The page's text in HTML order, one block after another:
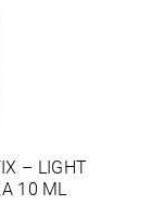
– LIGHT
10 ML